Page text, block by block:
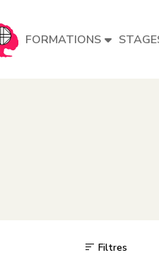
FORMATIONS
Filtres